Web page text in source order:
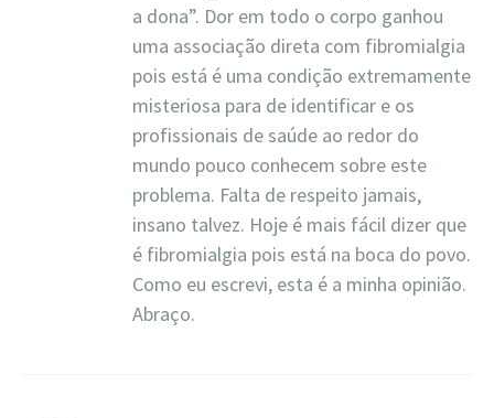
a dona”. Dor em todo o corpo ganhou
uma associação direta com fibromialgia
pois está é uma condição extremamente
misteriosa para de identificar e os
profissionais de saúde ao redor do
mundo pouco conhecem sobre este
problema. Falta de respeito jamais,
insano talvez. Hoje é mais fácil dizer que
é fibromialgia pois está na boca do povo.
Como eu escrevi, esta é a minha opinião.
Abraço.